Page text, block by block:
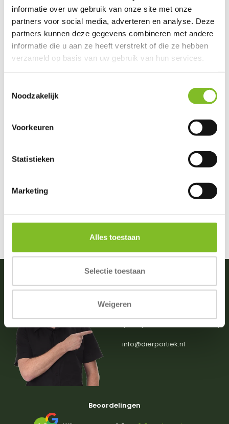
informatie over uw gebruik van onze site met onze
partners voor social media, adverteren en analyse. Deze
partners kunnen deze gegevens combineren met andere
informatie die u aan ze heeft verstrekt of die ze hebben
verzameld op basis van uw gebruik van hun services.
Noodzakelijk
Voorkeuren
Statistieken
Marketing
Alles toestaan
Selectie toestaan
Weigeren
Snuggle
Puppy Golden
Honden en hun puppy's zij...
Bekijken
Vragen of advies nodig?
info@dierportiek.nl
Beoordelingen